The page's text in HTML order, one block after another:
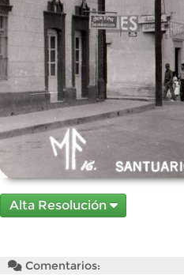
Alta Resolución
Comentarios: